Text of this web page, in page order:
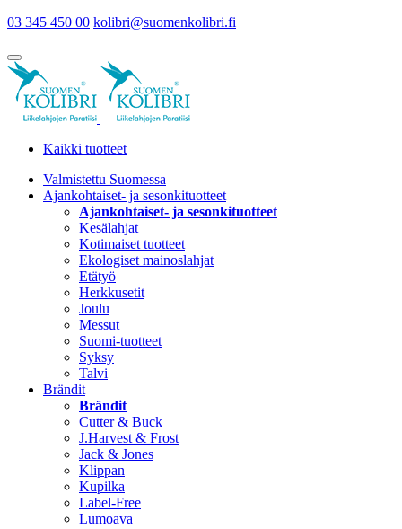
03 345 450 00 kolibri@suomenkolibri.fi
Kaikki tuotteet
Valmistettu Suomessa
Ajankohtaiset- ja sesonkituotteet
Ajankohtaiset- ja sesonkituotteet
Kesälahjat
Kotimaiset tuotteet
Ekologiset mainoslahjat
Etätyö
Herkkusetit
Joulu
Messut
Suomi-tuotteet
Syksy
Talvi
Brändit
Brändit
Cutter & Buck
J.Harvest & Frost
Jack & Jones
Klippan
Kupilka
Label-Free
Lumoava